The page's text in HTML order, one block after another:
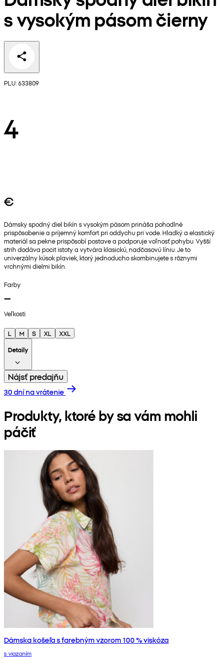
s vysokým pásom čierny
PLU: 633809
4
€
Dámsky spodný diel bikín s vysokým pásom prináša pohodlné
prispôsobenie a príjemný komfort pri oddychu pri vode. Hladký a elastický
materiál sa pekne prispôsobí postave a podporuje voľnosť pohybu. Vyšší
strih dodáva pocit istoty a vytvára klasickú, nadčasovú líniu. Je to
univerzálny kúsok plaviek, ktorý jednoducho skombinujete s rôznymi
vrchnými dielmi bikín.
Farby
Veľkosti
L M S XL
XXL
Detaily
Nájsť predajňu
30 dní na vrátenie
Produkty, ktoré by sa vám mohli
páčiť
Dámska košeľa s farebným vzorom 100 % viskóza
s viazaním